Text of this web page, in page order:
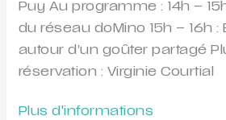
Puy Au programme : 14h –
du réseau doMino 15h – 16h :
autour d’un goûter partagé
réservation : Virginie Courtial
Rendez-
Plus d'informations